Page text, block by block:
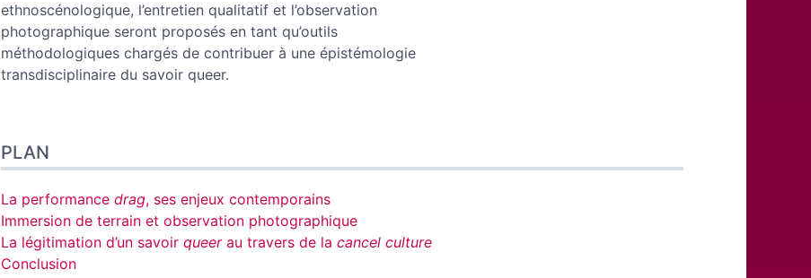
ethnoscénologique, l’entretien qualitatif et l’observation
photographique seront proposés en tant qu’outils
méthodologiques chargés de contribuer à une épistémologie
transdisciplinaire du savoir queer.
PLAN
La performance drag, ses enjeux contemporains
Immersion de terrain et observation photographique
La légitimation d’un savoir queerau travers de la cancel culture
Conclusion